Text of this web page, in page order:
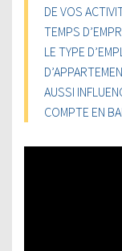
DE VOS
TEMPS
LE TYPE
AUSSI
COMPTE EN